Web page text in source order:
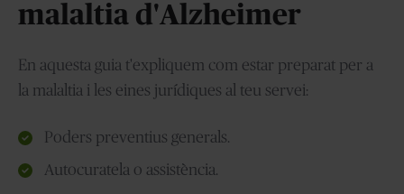
malaltia d'Alzheimer
En aquesta guia t'expliquem com estar preparat per a
la malaltia i les eines jurídiques al teu servei:
Poders preventius generals.
Autocuratela o assistència.